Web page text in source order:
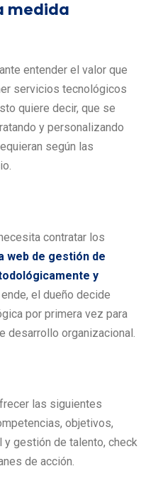
medida
entender el valor que
servicios tecnológicos
quiere decir, que se
y personalizando
según las
contratar los
web de gestión de
y
el dueño decide
por primera vez para
desarrollo organizacional.
las siguientes
objetivos,
gestión de talento, check
de acción.